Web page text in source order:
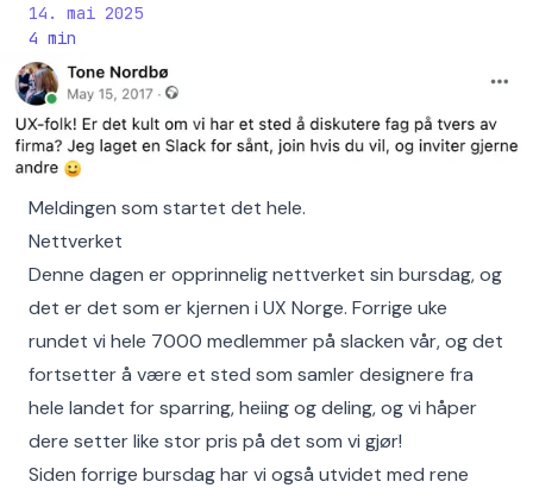
14. mai 2025
4 min
Meldingen som startet det hele.
Nettverket
Denne dagen er opprinnelig nettverket sin bursdag, og
det er det som er kjernen i UX Norge. Forrige uke
rundet vi hele 7000 medlemmer på slacken vår, og det
fortsetter å være et sted som samler designere fra
hele landet for sparring, heiing og deling, og vi håper
dere setter like stor pris på det som vi gjør!
Siden forrige bursdag har vi også utvidet med rene